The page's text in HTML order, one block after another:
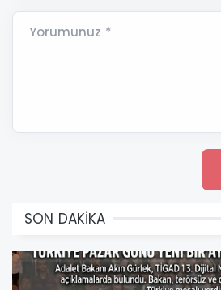
Yorumunuz *
SON DAKİKA